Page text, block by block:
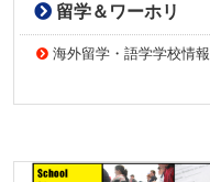
留学＆ワーホリ
海外留学・語学学校情報